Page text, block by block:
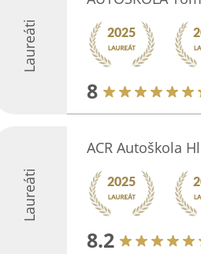
Laureáti
8
Laureáti
ACR Autoškola
8.2